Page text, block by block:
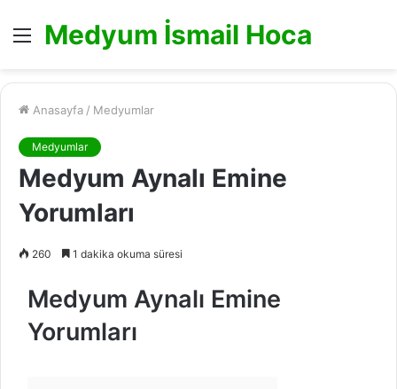
MenüMedyum İsmail Hoca
Anasayfa / Medyumlar
Medyumlar
Medyum Aynalı Emine
Yorumları
260 1 dakika okuma süresi
Medyum Aynalı Emine
Yorumları